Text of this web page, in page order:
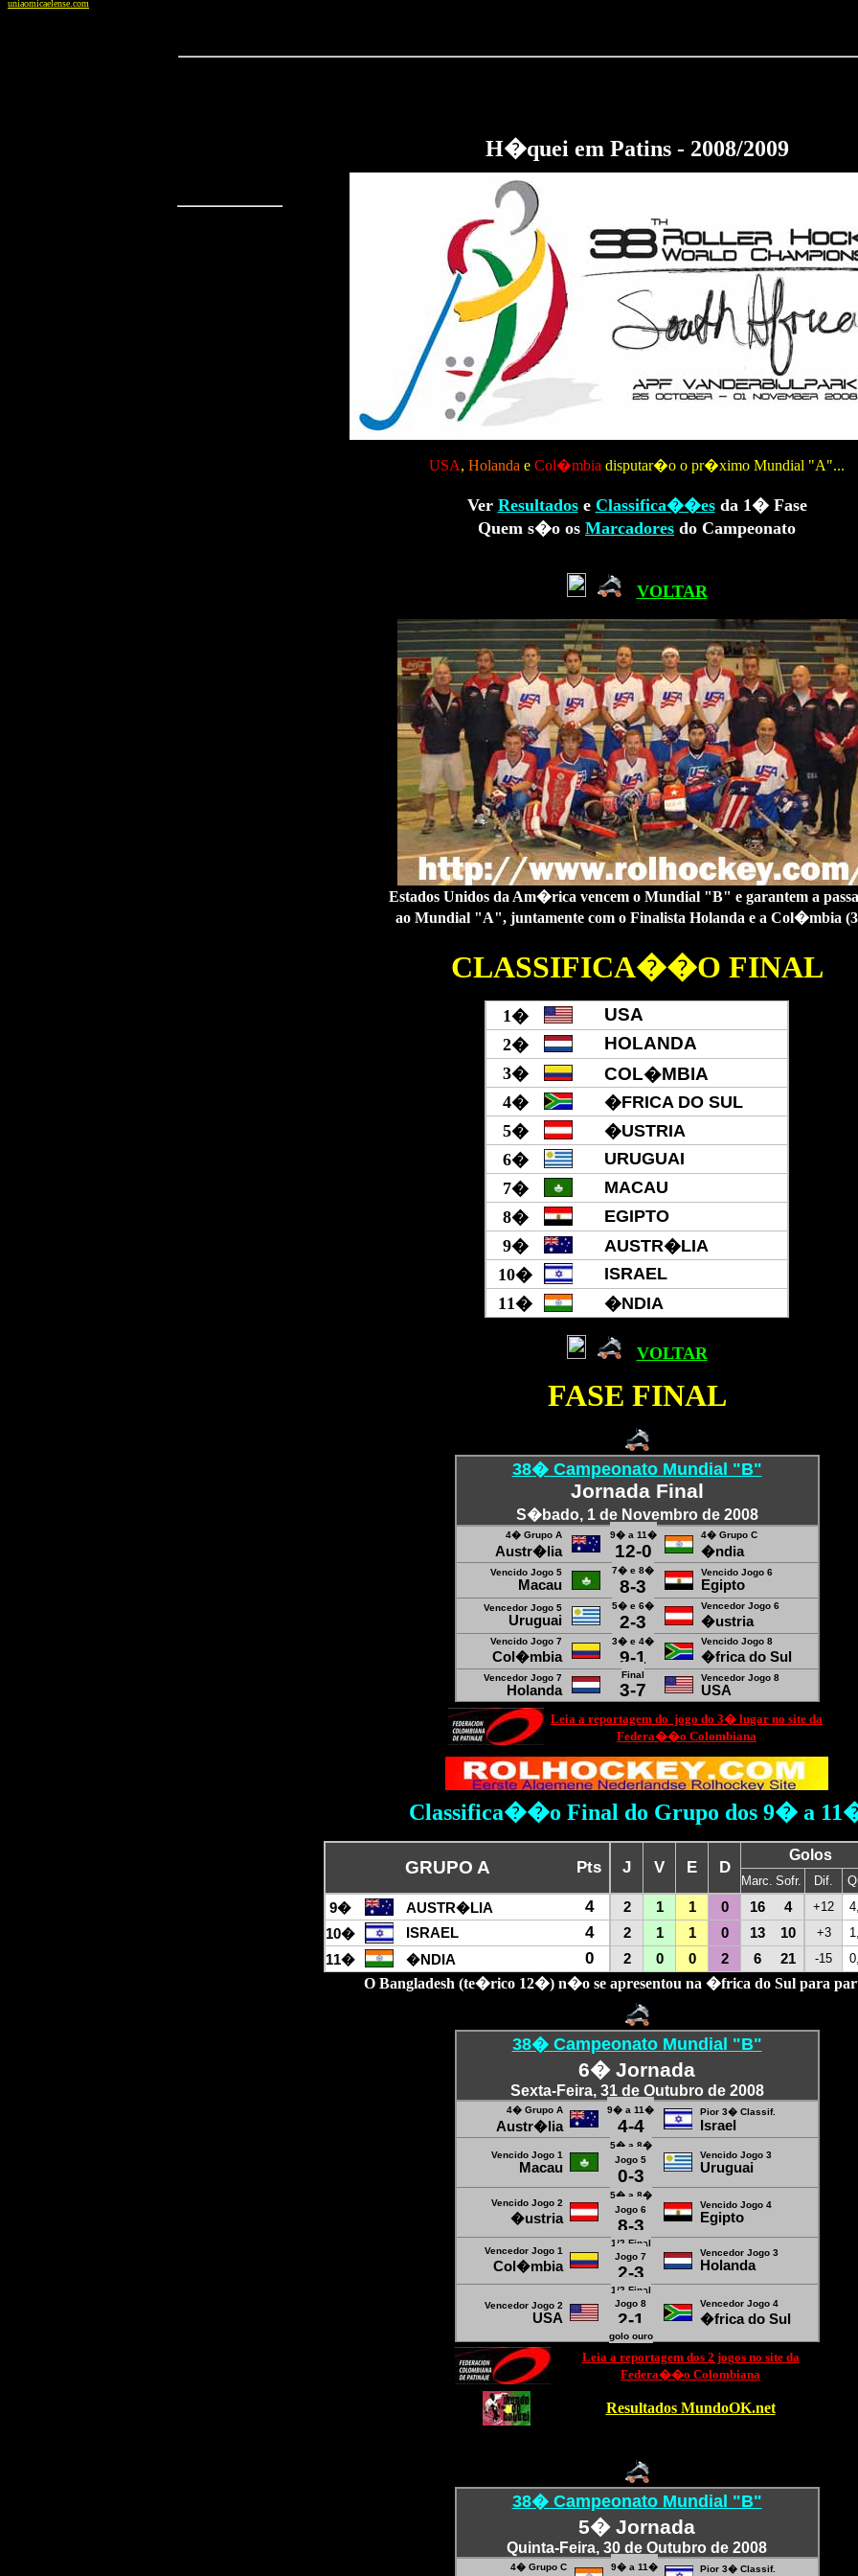
uniaomicaelense.com
H�quei em Patins - 2008/2009
USA, Holanda e Col�mbia disputar�o o pr�ximo Mundial "A"...
Ver Resultadose Classifica��esda 1� Fase
Quem s�o os Marcadores do Campeonato
VOLTAR
Estados Unidos da Am�rica vencem o Mundial "B" e garantem a
ao Mundial "A", juntamente com o Finalista Holanda e a Col�mbia
CLASSIFICA��O FINAL
1� USA
2� HOLANDA
3� COL�MBIA
4�
�FRICA DO SUL
5�
�USTRIA
6�
URUGUAI
7�
MACAU
8�
EGIPTO
9�
AUSTR�LIA
10�
ISRAEL
11� �NDIA
VOLTAR
FASE FINAL
38� Campeonato Mundial "B"
Jornada Final
S�bado, 1 de Novembro de 2008
4� Grupo A
Austr�lia
9� a 11�
12-0
4� Grupo C
�ndia
Vencido Jogo 5
Macau
7� e 8�
8-3
Vencido Jogo 6
Egipto
Vencedor Jogo 5
Uruguai
5� e 6�
2-3
Vencedor Jogo 6
�ustria
Vencido Jogo 7
Col�mbia
3� e 4�
9-1
Vencido Jogo 8
�frica do Sul
Vencedor Jogo 7
Holanda
Final
3-7
Vencedor Jogo 8
USA
Leia a reportagem do jogo do 3� lugar no site da
Federa��o Colombiana
Classifica��o Final do Grupo dos 9� a
GRUPO A Pts J V E D
Golos
Marc. Sofr. Dif.
9� AUSTR�LIA 4 2 1 1 0 16 4 +12
10� ISRAEL 4 2 1 1 0 13 10 +3
11� �NDIA 0 2 0 0 2 6 21 -15
O Bangladesh (te�rico 12�) n�o se apresentou na �frica do Sul para
38� Campeonato Mundial "B"
6� Jornada
Sexta-Feira, 31 de Outubro de 2008
4� Grupo A
Austr�lia
9� a 11�
4-4
Pior 3� Classif.
Israel
Vencido Jogo 1
Macau
5� a 8�
Jogo 5
0-3
Vencido Jogo 3
Uruguai
Vencido Jogo 2
�ustria
5� a 8�
Jogo 6
8-3
Vencido Jogo 4
Egipto
Vencedor Jogo 1
Col�mbia
1/2 Final
Jogo 7
2-3
Vencedor Jogo 3
Holanda
Vencedor Jogo 2
USA
1/2 Final
Jogo 8
2-1
golo ouro
Vencedor Jogo 4
�frica do Sul
Leia a reportagem dos 2 jogos no site da
Federa��o Colombiana
Resultados MundoOK.net
38� Campeonato Mundial "B"
5� Jornada
Quinta-Feira, 30 de Outubro de 2008
4� Grupo C 9� a 11� Pior 3� Classif.